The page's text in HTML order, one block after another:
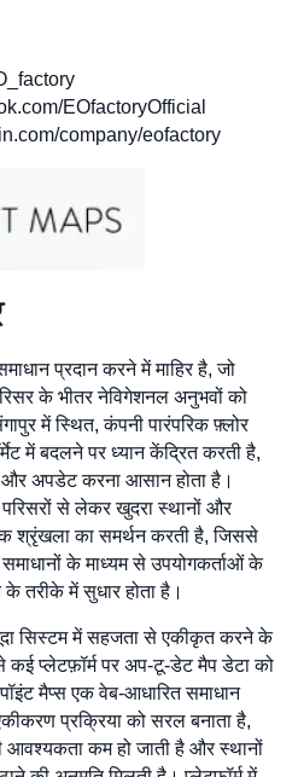
EOfactoryOfficial
company/eofactory
प्रदान करने में माहिर है, जो
के भीतर नेविगेशनल अनुभवों को
में स्थित, कंपनी पारंपरिक फ़्लोर
में बदलने पर ध्यान केंद्रित करती है,
और अपडेट करना आसान होता है।
से लेकर खुदरा स्थानों और
श्रृंखला का समर्थन करती है, जिससे
के माध्यम से उपयोगकर्ताओं के
तरीके में सुधार होता है।
सिस्टम में सहजता से एकीकृत करने के
कई प्लेटफ़ॉर्म पर अप-टू-डेट मैप डेटा को
मैप्स एक वेब-आधारित समाधान
प्रक्रिया को सरल बनाता है,
कम हो जाती है और स्थानों